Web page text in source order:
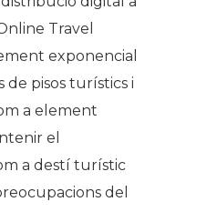
Travel
exponencial
de pisos turístics i
a element
el
a destí turístic
del